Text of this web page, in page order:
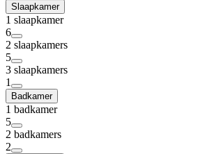
Slaapkamer
1 slaapkamer
6
2 slaapkamers
5
3 slaapkamers
1
Badkamer
1 badkamer
5
2 badkamers
2